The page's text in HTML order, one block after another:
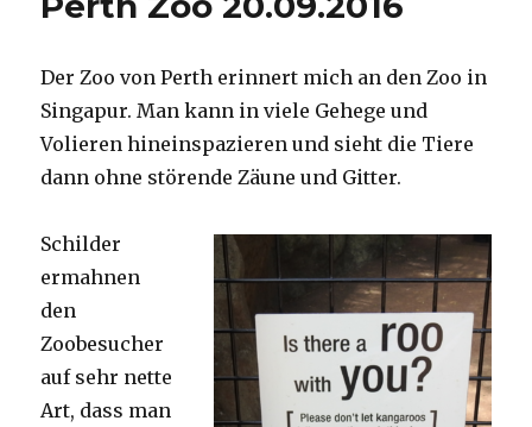
Perth
Der Zoo von Perth erinnert mich an den Zoo in
Singapur. Man kann in viele Gehege und
Volieren hineinspazieren und sieht die Tiere
dann ohne störende Zäune und Gitter.
Schilder
ermahnen
den
Zoobesucher
auf sehr nette
Art, dass man